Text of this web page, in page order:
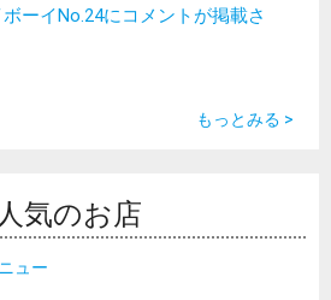
ーイNo.24にコメントが掲載さ
もっとみる >
気のお店
ュー